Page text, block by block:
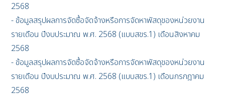
2568
- ข้อมูลสรุปผลการจัดซื้อจัดจ้างหรือการจัดหาพัสดุของหน่วยงาน
รายเดือน ปีงบประมาณ พ.ศ. 2568 (แบบสขร.1) เดือนสิงหาคม
2568
- ข้อมูลสรุปผลการจัดซื้อจัดจ้างหรือการจัดหาพัสดุของหน่วยงาน
รายเดือน ปีงบประมาณ พ.ศ. 2568 (แบบสขร.1) เดือนกรกฎาคม
2568